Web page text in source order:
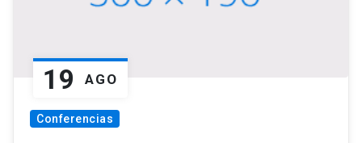
19 AGO
Conferencias